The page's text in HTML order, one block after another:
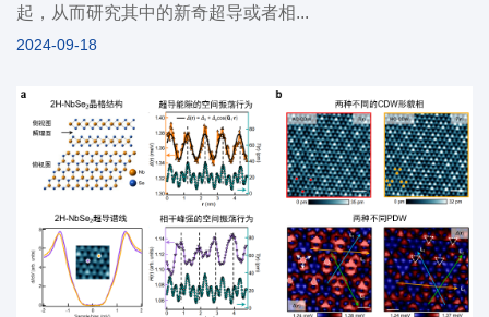
起，从而研究其中的新奇超导或者相...
2024-09-18